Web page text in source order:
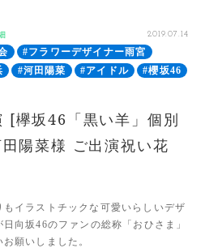
2019.07.14
#フラワーデザイナー雨宮
#河田陽菜 #アイドル
#櫻坂46
[欅坂46「黒い羊」個別
陽菜様 ご出演祝い花
イラストチックな可愛いらしいデザ
向坂46のファンの総称「おひさま」
願いしました。